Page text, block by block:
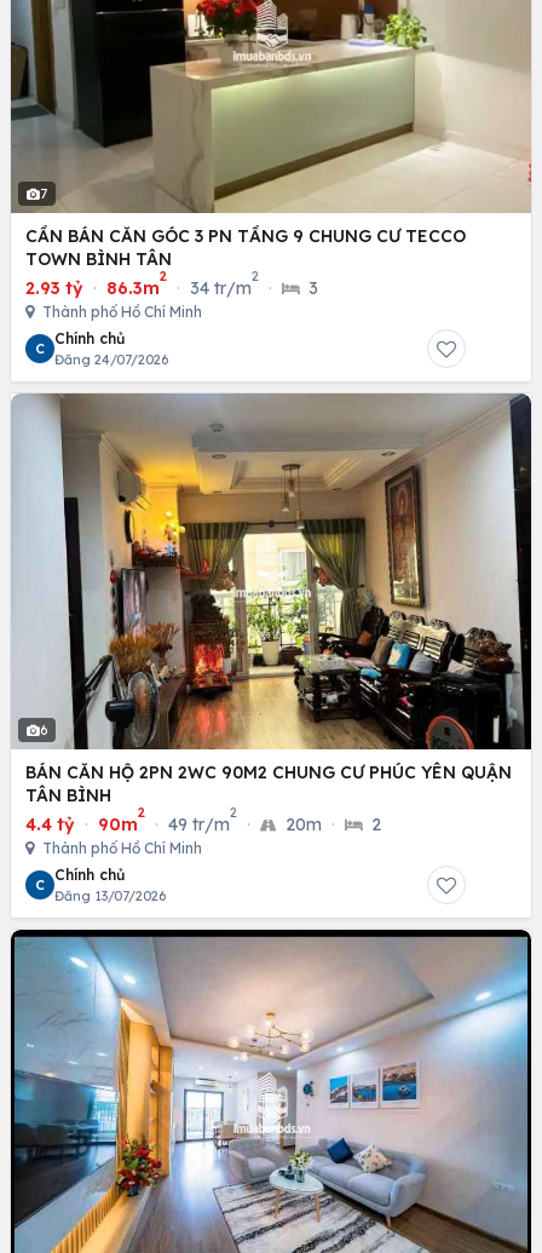
7
CẦN BÁN CĂN GÓC 3 PN TẦNG 9 CHUNG CƯ TECCO
TOWN BÌNH TÂN
2.93 tỷ · 86.3m
2
· 34 tr/m
2
· 3
Thành phố Hồ Chí Minh
C
Chính chủ
Đăng 24/07/2026
6
BÁN CĂN HỘ 2PN 2WC 90M2 CHUNG CƯ PHÚC YÊN QUẬN
TÂN BÌNH
4.4 tỷ · 90m
2
· 49 tr/m
2
· 20m · 2
Thành phố Hồ Chí Minh
C
Chính chủ
Đăng 13/07/2026